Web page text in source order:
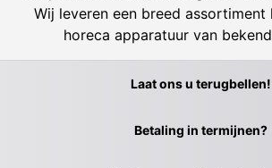
Wij leveren een breed assortiment
horeca apparatuur van
Laat ons u terugbellen!
Betaling in termijnen?